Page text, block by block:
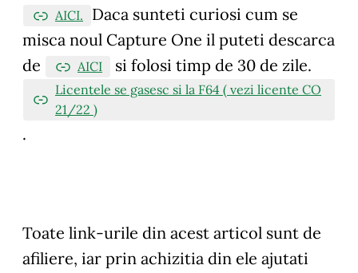
AICI.
Daca sunteti curiosi cum se
misca noul Capture One il puteti descarca
de
AICI si folosi timp de 30 de zile.
Licentele se gasesc si la F64 ( vezi licente CO
21/22 )
.
Toate link-urile din acest articol sunt de
afiliere, iar prin achizitia din ele ajutati